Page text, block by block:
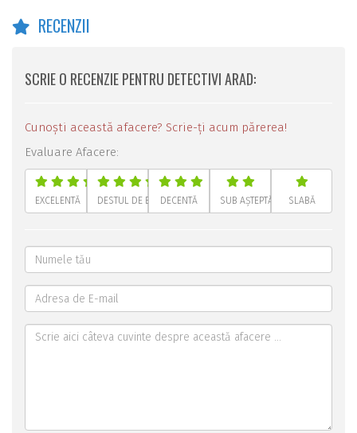
RECENZII
SCRIE O RECENZIE PENTRU DETECTIVI ARAD:
Cunoști această afacere? Scrie-ți acum părerea!
Evaluare Afacere:
EXCELENTĂ DESTUL DE BUNĂDECENTĂ SUB AȘTEPTĂRI SLABĂ